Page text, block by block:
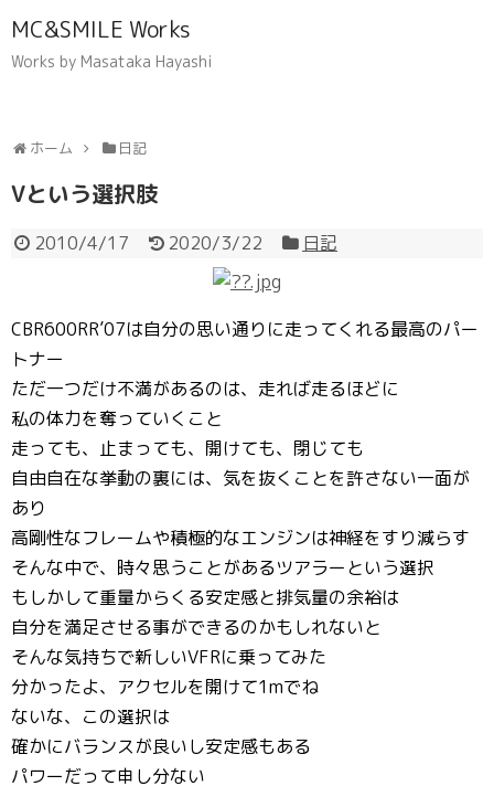
MC&SMILE Works
Works by Masataka Hayashi
ホーム 日記
Vという選択肢
2010/4/17 2020/3/22 日記
CBR600RR’07は自分の思い通りに走ってくれる最高のパー
トナー
ただ一つだけ不満があるのは、走れば走るほどに
私の体力を奪っていくこと
走っても、止まっても、開けても、閉じても
自由自在な挙動の裏には、気を抜くことを許さない一面が
あり
高剛性なフレームや積極的なエンジンは神経をすり減らす
そんな中で、時々思うことがあるツアラーという選択
もしかして重量からくる安定感と排気量の余裕は
自分を満足させる事ができるのかもしれないと
そんな気持ちで新しいVFRに乗ってみた
分かったよ、アクセルを開けて1mでね
ないな、この選択は
確かにバランスが良いし安定感もある
パワーだって申し分ない